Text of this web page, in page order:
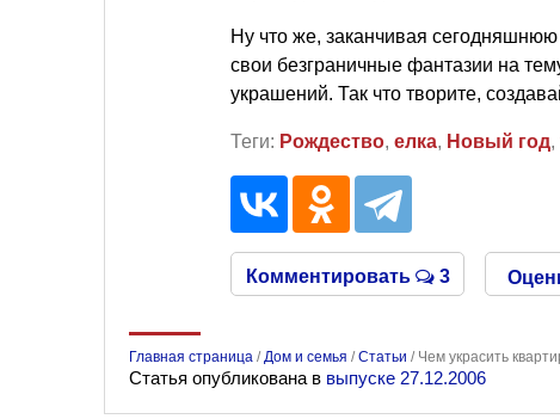
Ну что же, заканчивая сегодняшнюю
свои безграничные фантазии на
украшений. Так что творите,
Теги: Рождество, елка, Новый год,
Комментировать 3
Главная страница / Дом и семья /Статьи / Чем украсить
Статья опубликована в выпуске 27.12.2006